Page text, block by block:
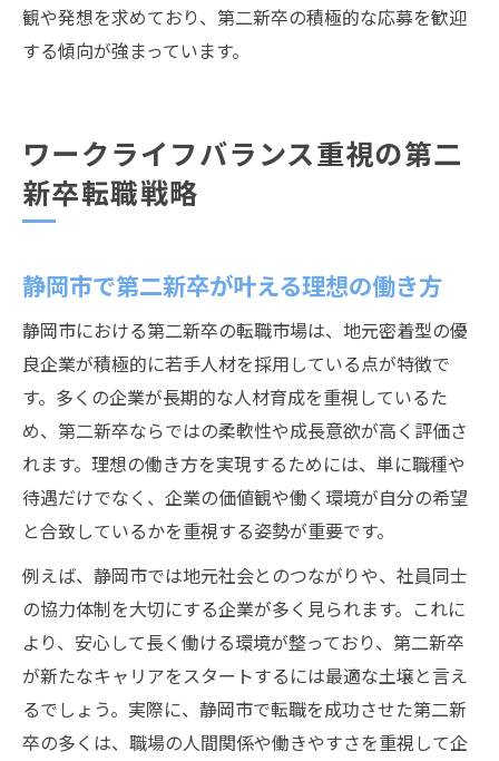
観や発想を求めており、第二新卒の積極的な応募を歓迎
する傾向が強まっています。
ワークライフバランス重視の第二
新卒転職戦略
静岡市で第二新卒が叶える理想の働き方
静岡市における第二新卒の転職市場は、地元密着型の優
良企業が積極的に若手人材を採用している点が特徴で
す。多くの企業が長期的な人材育成を重視しているた
め、第二新卒ならではの柔軟性や成長意欲が高く評価さ
れます。理想の働き方を実現するためには、単に職種や
待遇だけでなく、企業の価値観や働く環境が自分の希望
と合致しているかを重視する姿勢が重要です。
例えば、静岡市では地元社会とのつながりや、社員同士
の協力体制を大切にする企業が多く見られます。これに
より、安心して長く働ける環境が整っており、第二新卒
が新たなキャリアをスタートするには最適な土壌と言え
るでしょう。実際に、静岡市で転職を成功させた第二新
卒の多くは、職場の人間関係や働きやすさを重視して企